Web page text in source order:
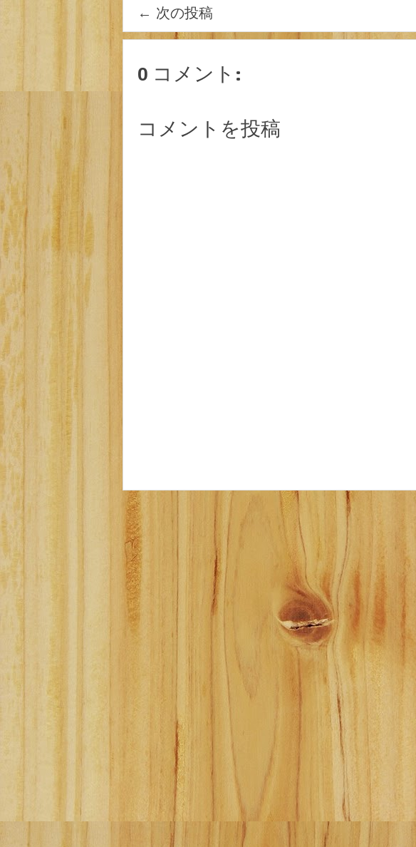
← 次の投稿
0 コメント:
コメントを投稿